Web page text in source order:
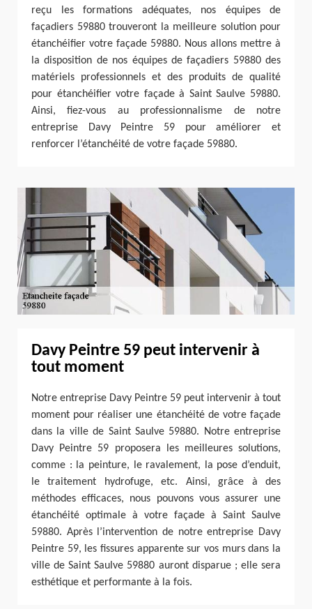
reçu les formations adéquates, nos équipes de
façadiers 59880 trouveront la meilleure solution pour
étanchéifier votre façade 59880. Nous allons mettre à
la disposition de nos équipes de façadiers 59880 des
matériels professionnels et des produits de qualité
pour étanchéifier votre façade à Saint Saulve 59880.
Ainsi, fiez-vous au professionnalisme de notre
entreprise Davy Peintre 59 pour améliorer et
renforcer l’étanchéité de votre façade 59880.
Davy Peintre 59 peut intervenir à
tout moment
Notre entreprise Davy Peintre 59 peut intervenir à tout
moment pour réaliser une étanchéité de votre façade
dans la ville de Saint Saulve 59880. Notre entreprise
Davy Peintre 59 proposera les meilleures solutions,
comme : la peinture, le ravalement, la pose d’enduit,
le traitement hydrofuge, etc. Ainsi, grâce à des
méthodes efficaces, nous pouvons vous assurer une
étanchéité optimale à votre façade à Saint Saulve
59880. Après l’intervention de notre entreprise Davy
Peintre 59, les fissures apparente sur vos murs dans la
ville de Saint Saulve 59880 auront disparue ; elle sera
esthétique et performante à la fois.